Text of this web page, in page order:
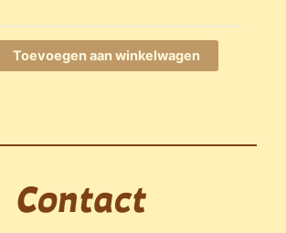
Toevoegen aan winkelwagen
Contact